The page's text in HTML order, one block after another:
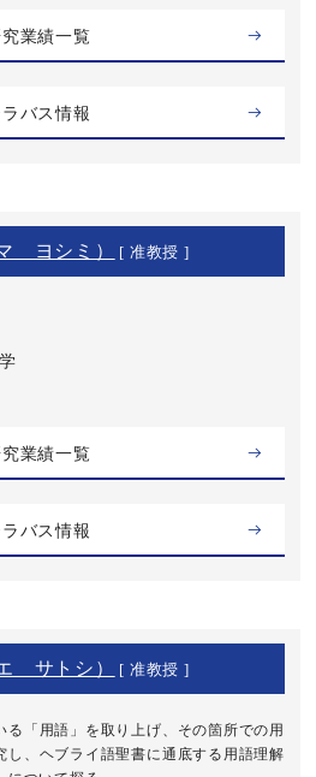
業績一覧
バス情報
ヨシミ） [ 准教授 ]
業績一覧
バス情報
サトシ） [ 准教授 ]
「用語」を取り上げ、その箇所での用
し、ヘブライ語聖書に通底する用語理解